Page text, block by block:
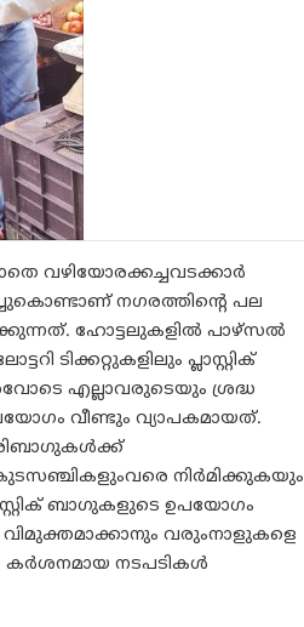
വഴിയോരക്കച്ചവടക്കാർ
നഗരത്തിന്റെ പല
ഹോട്ടലുകളിൽ പാഴ്സൽ
ടിക്കറ്റുകളിലും പ്ലാസ്റ്റിക്
എല്ലാവരുടെയും ശ്രദ്ധ
വീണ്ടും വ്യാപകമായത്.
നിർമിക്കുകയും
ബാഗുകളുടെ ഉപയോഗം
വിമുക്തമാക്കാനും വരുംനാളുകളെ
കർശനമായ നടപടികൾ